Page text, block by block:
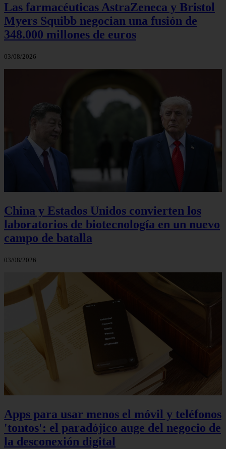
Las farmacéuticas AstraZeneca y Bristol
Myers Squibb negocian una fusión de
348.000 millones de euros
03/08/2026
China y Estados Unidos convierten los
laboratorios de biotecnología en un nuevo
campo de batalla
03/08/2026
Apps para usar menos el móvil y teléfonos
'tontos': el paradójico auge del negocio de
la desconexión digital